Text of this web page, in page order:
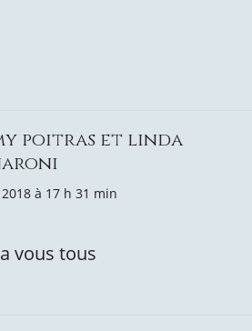
poitras et linda
2018 à 17 h 31 min
vous tous